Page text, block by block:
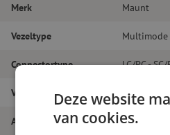
Merk Maunt
Vezeltype Multimode
Connectortype LC/PC - SC/
Vezelsoort OM4
Aantal vezels Duplex
Deze website
van cookies.